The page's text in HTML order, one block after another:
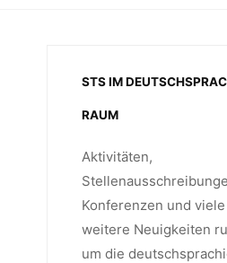
STS IM
RAUM
Aktivitäten,
Konferenzen und viele
weitere Neuigkeiten
um die